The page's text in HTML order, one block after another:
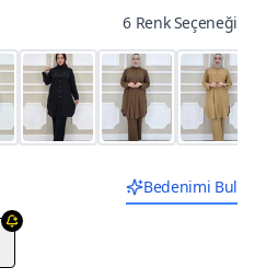
6 Renk Seçeneği
Bedenimi Bul